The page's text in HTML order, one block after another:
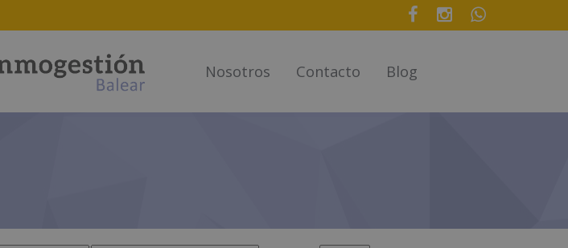
Nosotros Contacto Blog